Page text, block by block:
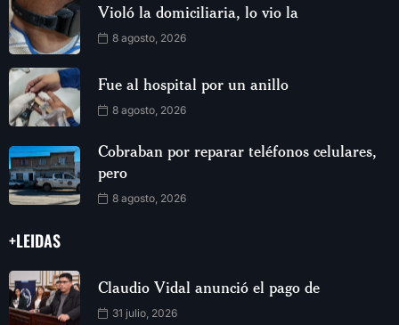
Violó la domiciliaria, lo vio la
8 agosto, 2026
Fue al hospital por un anillo
8 agosto, 2026
Cobraban por reparar teléfonos celulares,
pero
8 agosto, 2026
+LEIDAS
Claudio Vidal anunció el pago de
31 julio, 2026